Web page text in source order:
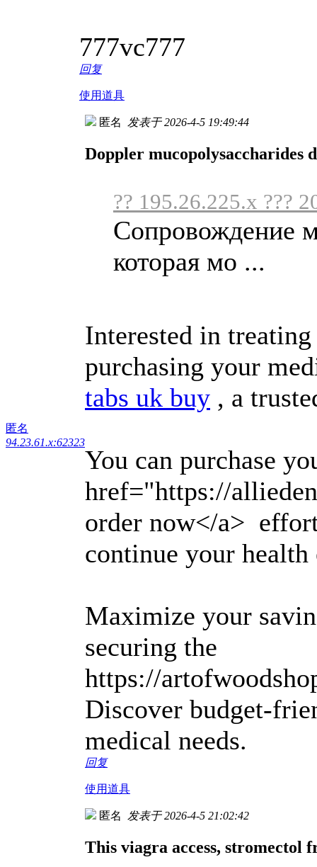
777vc777
回复
使用道具
匿名
94.23.61.x:62323
匿名 发表于 2026-4-5 19:49:44
Doppler mucopolysaccharides
?? 195.26.225.x ???
Сопровождение
которая мо ...
Interested in
purchasing your
tabs uk buy , a
You can purchase
href="https://
order now</a>
continue your
Maximize your
securing the
https://
Discover budget-
medical needs.
回复
使用道具
匿名 发表于 2026-4-5 21:02:42
This viagra access, stromectol